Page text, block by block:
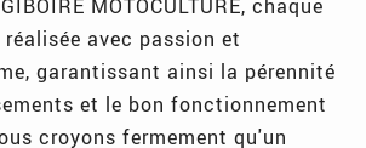
MOTOCULTURE, chaque
avec passion et
garantissant ainsi la pérennité
et le bon fonctionnement
croyons fermement qu'un